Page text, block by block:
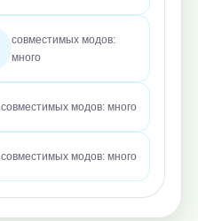
совместимых модов:
много
совместимых модов: много
совместимых модов: много